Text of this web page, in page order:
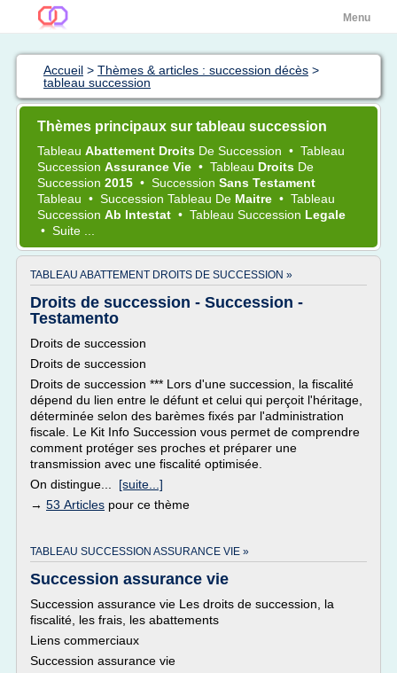
Menu
Accueil > Thèmes & articles : succession décès >
tableau succession
Thèmes principaux sur tableau succession
Tableau Abattement Droits De Succession • Tableau
Succession Assurance Vie • Tableau Droits De
Succession 2015 • Succession Sans Testament
Tableau • Succession Tableau De Maitre • Tableau
Succession Ab Intestat • Tableau Succession Legale
• Suite ...
TABLEAU ABATTEMENT DROITS DE SUCCESSION »
Droits de succession - Succession -
Testamento
Droits de succession
Droits de succession
Droits de succession *** Lors d'une succession, la fiscalité
dépend du lien entre le défunt et celui qui perçoit l'héritage,
déterminée selon des barèmes fixés par l'administration
fiscale. Le Kit Info Succession vous permet de comprendre
comment protéger ses proches et préparer une
transmission avec une fiscalité optimisée.
On distingue... [suite...]
→ 53 Articles pour ce thème
TABLEAU SUCCESSION ASSURANCE VIE »
Succession assurance vie
Succession assurance vie Les droits de succession, la
fiscalité, les frais, les abattements
Liens commerciaux
Succession assurance vie